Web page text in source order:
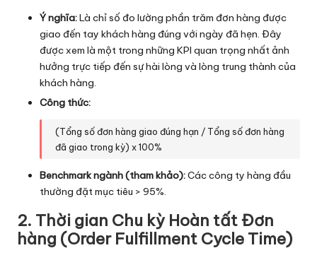
Ý nghĩa:Là chỉ số đo lường phần trăm đơn hàng được
giao đến tay khách hàng đúng với ngày đã hẹn. Đây
được xem là một trong những KPI quan trọng nhất ảnh
hưởng trực tiếp đến sự hài lòng và lòng trung thành của
khách hàng.
Công thức:
(Tổng số đơn hàng giao đúng hạn / Tổng số đơn hàng
đã giao trong kỳ) x 100%
Benchmark ngành (tham khảo):Các công ty hàng đầu
thường đặt mục tiêu > 95%.
2. Thời gian Chu kỳ Hoàn tất Đơn
hàng (Order Fulfillment Cycle Time)